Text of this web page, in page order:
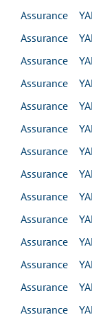
Assurance
Assurance
Assurance
Assurance
Assurance
Assurance
Assurance
Assurance
Assurance
Assurance
Assurance
Assurance
Assurance
Assurance